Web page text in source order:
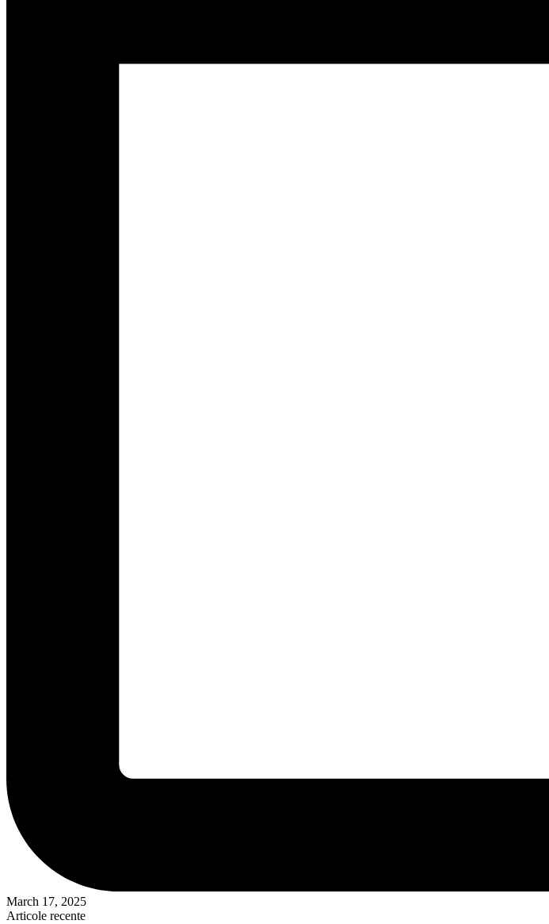
March 17, 2025
Articole recente